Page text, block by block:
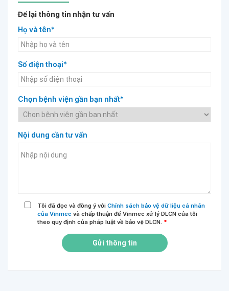
Để lại thông tin nhận tư vấn
Họ và tên*
Số điện thoại*
Chọn bệnh viện gần bạn nhất*
Nội dung cần tư vấn
Tôi đã đọc và đồng ý với Chính sách bảo vệ dữ liệu cá nhân
của Vinmec và chấp thuận để Vinmec xử lý DLCN của tôi
theo quy định của pháp luật về bảo vệ DLCN. *
Gửi thông tin